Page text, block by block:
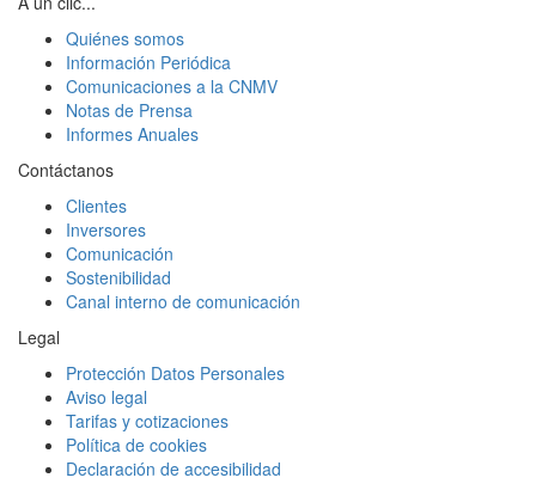
Quiénes somos
Información Periódica
Comunicaciones a la CNMV
Notas de Prensa
Informes Anuales
Contáctanos
Clientes
Inversores
Comunicación
Sostenibilidad
Canal interno de comunicación
Legal
Protección Datos Personales
Aviso legal
Tarifas y cotizaciones
Política de cookies
Declaración de accesibilidad